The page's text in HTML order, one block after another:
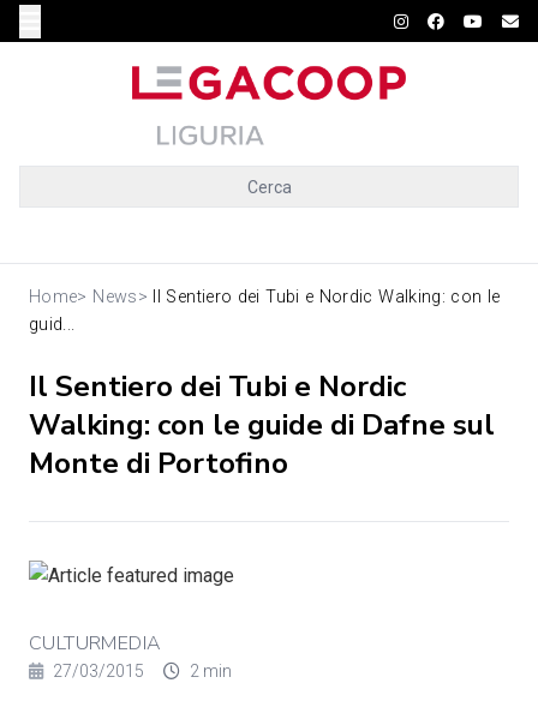
Cerca
Home> News>
Il Sentiero dei Tubi e Nordic Walking: con le
guid...
Il Sentiero dei Tubi e Nordic
Walking: con le guide di Dafne sul
Monte di Portofino
CULTURMEDIA
27/03/2015 2 min